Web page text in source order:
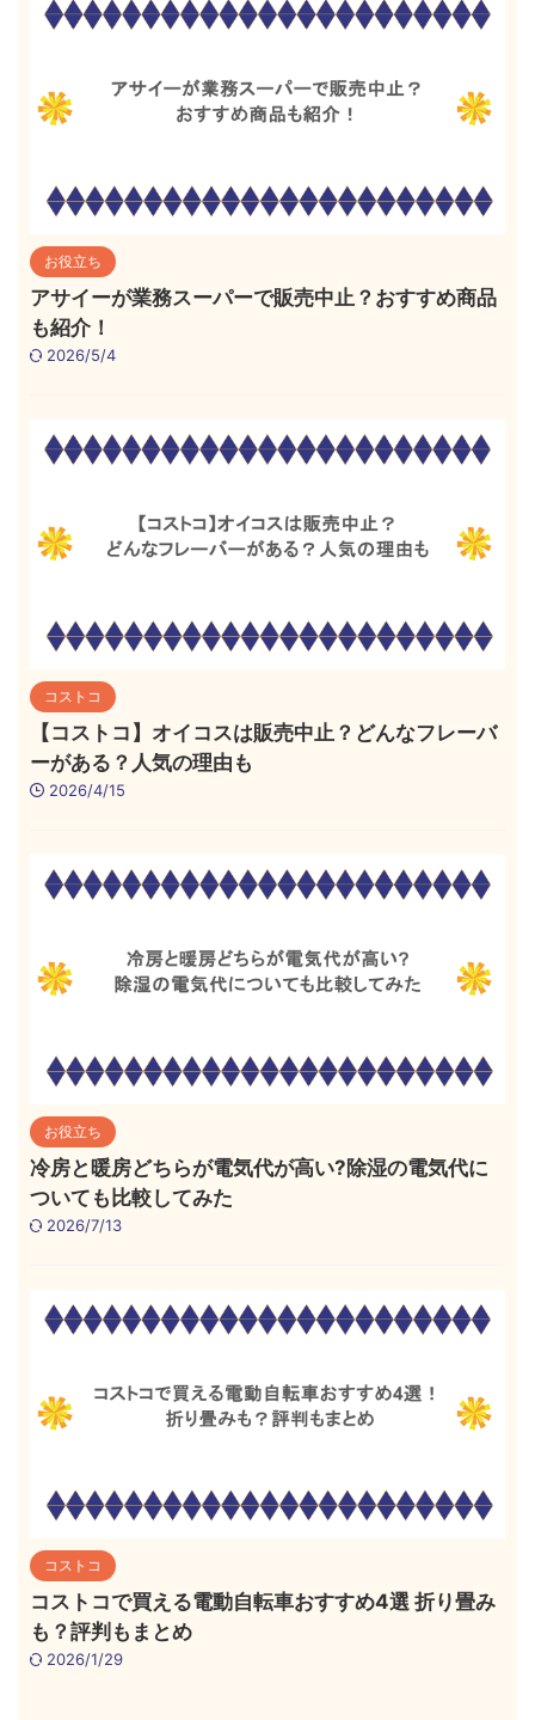
お役立ち
アサイーが業務スーパーで販売中止？おすすめ商品
も紹介！
2026/5/4
コストコ
【コストコ】オイコスは販売中止？どんなフレーバ
ーがある？人気の理由も
2026/4/15
お役立ち
冷房と暖房どちらが電気代が高い?除湿の電気代に
ついても比較してみた
2026/7/13
コストコ
コストコで買える電動自転車おすすめ4選 折り畳み
も？評判もまとめ
2026/1/29